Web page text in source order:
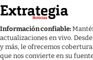
Información confiable:
actualizaciones en vivo.
y más, le ofrecemos
que nos convierte en su